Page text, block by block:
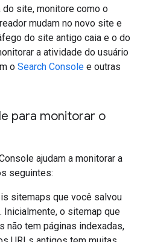
do site, monitore como o
mudam no novo site e
do site antigo caia e o do
a atividade do usuário
o Search Console e outras
para monitorar o
ajudam a monitorar a
seguintes:
sitemaps que você salvou
Inicialmente, o sitemap que
não tem páginas indexadas,